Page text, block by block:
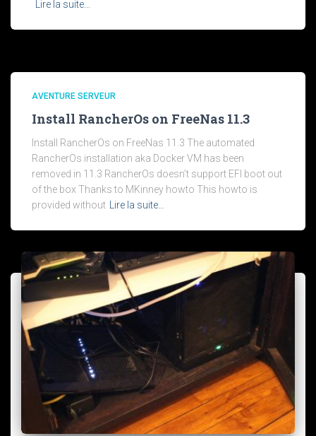
Lire la suite…
AVENTURE SERVEUR
Install RancherOs on FreeNas 11.3
Install RancherOs on FreeNas 11.3 The automated
RancherOs installation aka Docker VM has been
removed in 11.3 RancherOs doesn’t support EFI boot out
of the box Thanks to MKinney howto This howto is
provided without
Lire la suite…